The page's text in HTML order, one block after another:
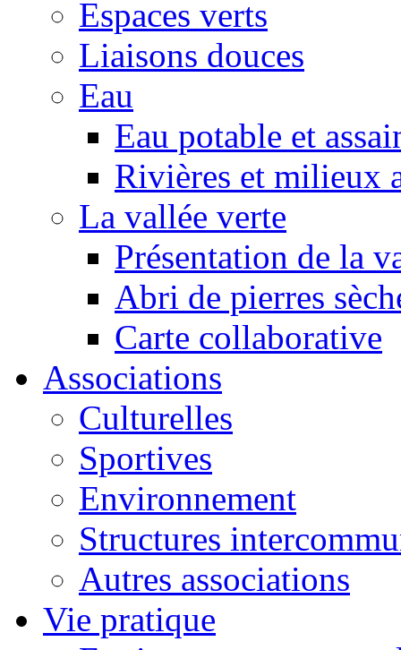
Espaces verts
Liaisons douces
Eau
Eau potable et
Rivières et milieux
La vallée verte
Présentation de la
Abri de pierres
Carte collaborative
Associations
Culturelles
Sportives
Environnement
Structures
Autres associations
Vie pratique